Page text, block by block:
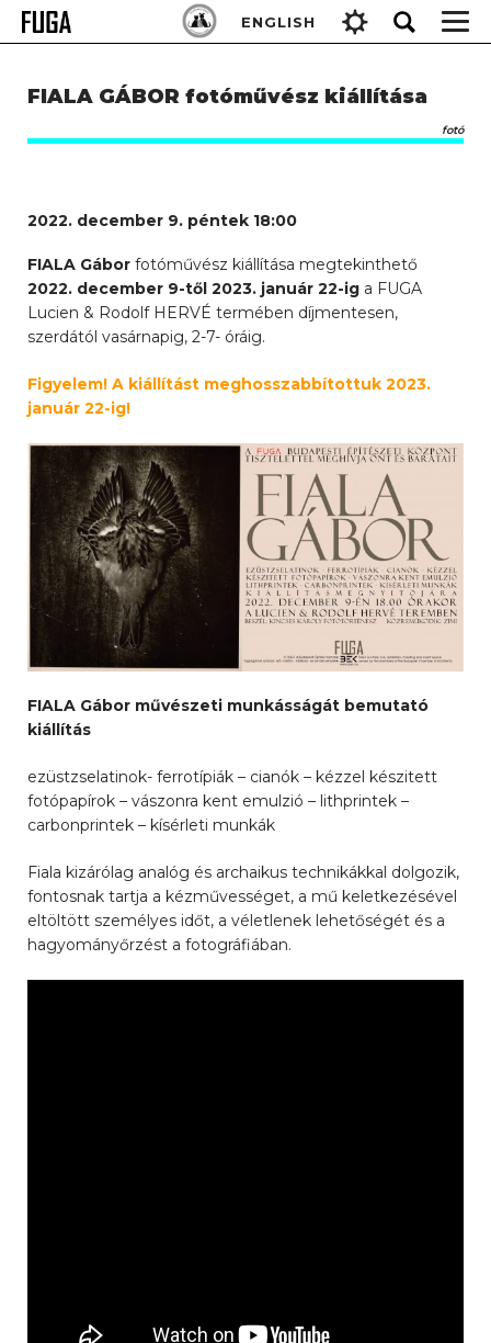
Skip
ENGLISH
Keresés:
FIALA GÁBOR fotóművész kiállítása
fotó
2022. december 9. péntek 18:00
FIALA Gábor fotóművész kiállítása megtekinthető
2022. december 9-től 2023. január 22-ig a FUGA
Lucien & Rodolf HERVÉ termében díjmentesen,
szerdától vasárnapig, 2-7- óráig.
Figyelem! A kiállítást meghosszabbítottuk 2023.
január 22-ig!
FIALA Gábor művészeti munkásságát bemutató
kiállítás
ezüstzselatinok- ferrotípiák – cianók – kézzel készitett
fotópapírok – vászonra kent emulzió – lithprintek –
carbonprintek – kísérleti munkák
Fiala kizárólag analóg és archaikus technikákkal dolgozik,
fontosnak tartja a kézművességet, a mű keletkezésével
eltöltött személyes időt, a véletlenek lehetőségét és a
hagyományőrzést a fotográfiában.